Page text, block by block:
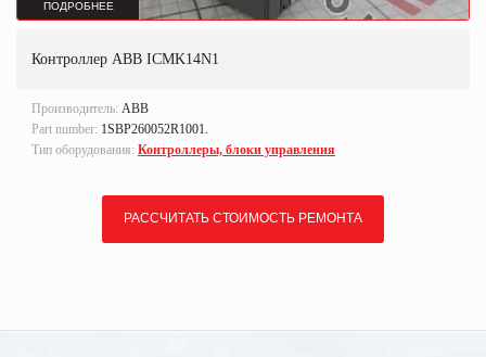
ПОДРОБНЕЕ
Контроллер ABB ICMK14N1
Производитель: ABB
Part number: 1SBP260052R1001.
Тип оборудования: Контроллеры, блоки управления
РАССЧИТАТЬ СТОИМОСТЬ РЕМОНТА